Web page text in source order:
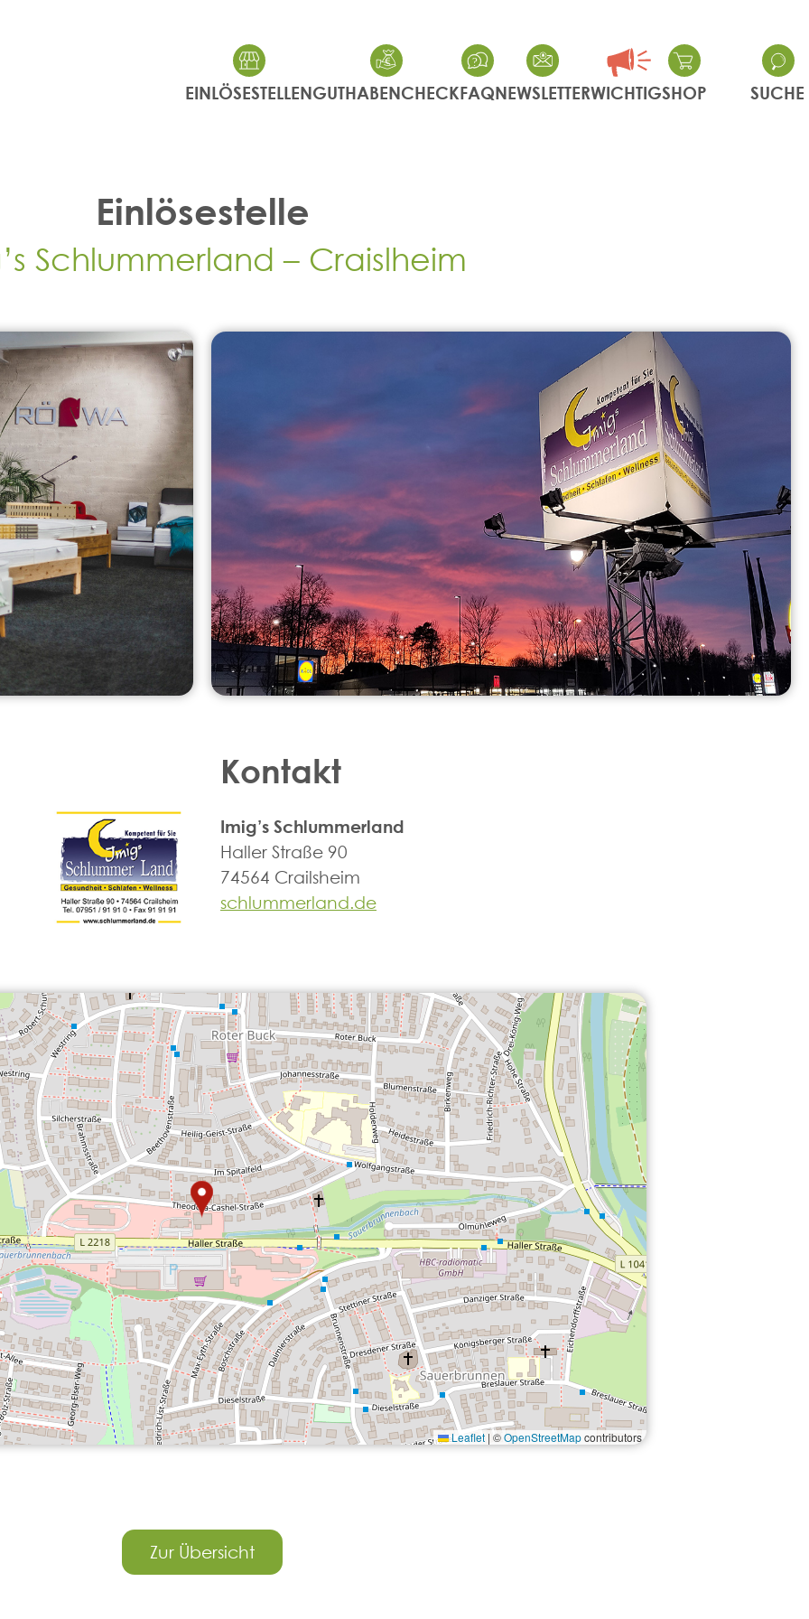
EINLÖSESTELLENGUTHABENCHECKFAQNEWSLETTERWICHTIGSHOP SUCHE
Einlösestelle
Schlummerland – Craislheim
Kontakt
Imig’s Schlummerland
Haller Straße 90
74564 Crailsheim
schlummerland.de
Leaflet | ©OpenStreetMapcontributors
Zur Übersicht